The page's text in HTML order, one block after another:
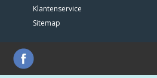
Klantenservice
Sitemap